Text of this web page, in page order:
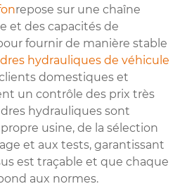
repose sur une chaîne
et des capacités de
fournir de manière stable
hydrauliques de véhicule
domestiques et
un contrôle des prix très
hydrauliques sont
usine, de la sélection
et aux tests, garantissant
est traçable et que chaque
aux normes.